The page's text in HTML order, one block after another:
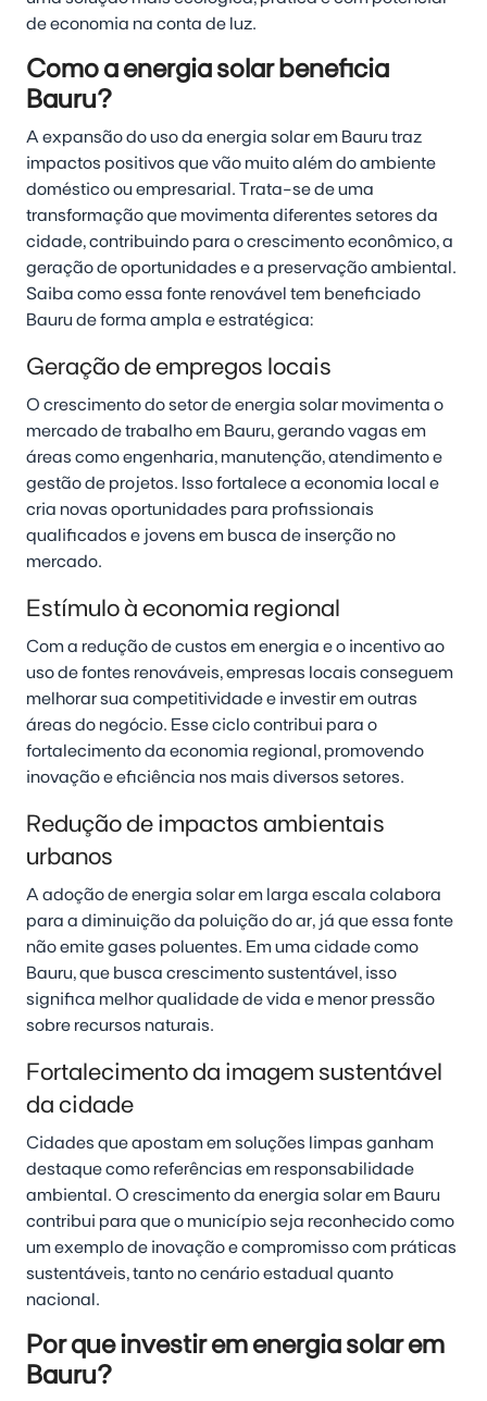
de economia na conta de luz.
Como a energia solar beneficia
Bauru?
A expansão do uso da energia solar em Bauru traz
impactos positivos que vão muito além do ambiente
doméstico ou empresarial. Trata-se de uma
transformação que movimenta diferentes setores da
cidade, contribuindo para o crescimento econômico, a
geração de oportunidades e a preservação ambiental.
Saiba como essa fonte renovável tem beneficiado
Bauru de forma ampla e estratégica:
Geração de empregos locais
O crescimento do setor de energia solar movimenta o
mercado de trabalho em Bauru, gerando vagas em
áreas como engenharia, manutenção, atendimento e
gestão de projetos. Isso fortalece a economia local e
cria novas oportunidades para profissionais
qualificados e jovens em busca de inserção no
mercado.
Estímulo à economia regional
Com a redução de custos em energia e o incentivo ao
uso de fontes renováveis, empresas locais conseguem
melhorar sua competitividade e investir em outras
áreas do negócio. Esse ciclo contribui para o
fortalecimento da economia regional, promovendo
inovação e eficiência nos mais diversos setores.
Redução de impactos ambientais
urbanos
A adoção de energia solar em larga escala colabora
para a diminuição da poluição do ar, já que essa fonte
não emite gases poluentes. Em uma cidade como
Bauru, que busca crescimento sustentável, isso
significa melhor qualidade de vida e menor pressão
sobre recursos naturais.
Fortalecimento da imagem sustentável
da cidade
Cidades que apostam em soluções limpas ganham
destaque como referências em responsabilidade
ambiental. O crescimento da energia solar em Bauru
contribui para que o município seja reconhecido como
um exemplo de inovação e compromisso com práticas
sustentáveis, tanto no cenário estadual quanto
nacional.
Por que investir em energia solar em
Bauru?